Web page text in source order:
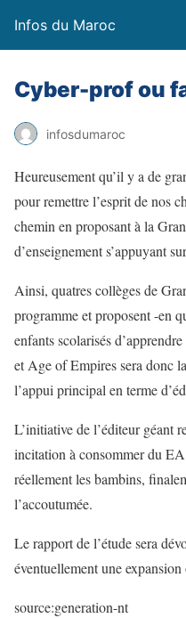
Infos du Maroc
Cyber-prof ou
infosdumaroc
Heureusement qu’il y a de
pour remettre l’esprit de nos
chemin en proposant à la
d’enseignement s’appuyant
Ainsi, quatres collèges de
programme et proposent -en
enfants scolarisés
et Age of Empires sera donc
l’appui principal en terme
L’initiative de l’éditeur géant
incitation à consommer du
réellement les bambins,
l’accoutumée.
Le rapport de l’étude sera
éventuellement une
source:generation-nt